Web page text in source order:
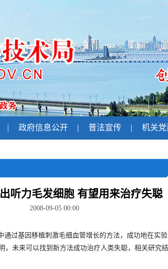
| 政府信息公开 | 普法宣传 | 机关党
听力毛发细胞 有望用来治疗失聪
2008-09-05 00:00
过基因移植刺激毛细血管增长的方法，成功地在实
未来可以找到新方法成功治疗人类失聪，相关研究